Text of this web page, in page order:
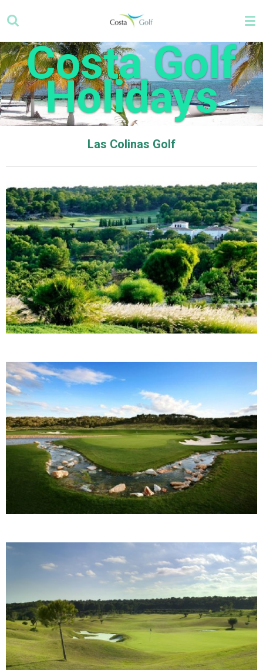
Hauptinhalt
springenCosta Golf
Holidays
Las Colinas Golf